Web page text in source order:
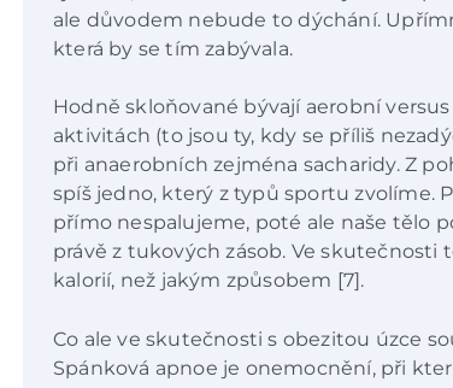
ale důvodem nebude to dýchání.
která by se tím zabývala.
Hodně skloňované bývají aerobní
aktivitách (to jsou ty, kdy se příliš
při anaerobních zejména sacharidy. Z
spíš jedno, který z typů sportu zvolíme.
přímo nespalujeme, poté ale naše tělo
právě z tukových zásob. Ve skutečnosti
kalorií, než jakým způsobem [7].
Co ale ve skutečnosti s obezitou úzce
Spánková apnoe je onemocnění, při